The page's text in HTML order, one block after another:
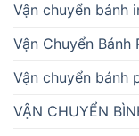
Vận chuyển bánh
Vận Chuyển
Vận chuyển bánh
VẬN CHUYỂN